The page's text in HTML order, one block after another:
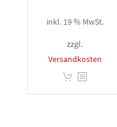
inkl. 19 % MwSt.
zzgl.
Versandkosten